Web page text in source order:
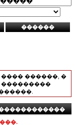
������, �
���������